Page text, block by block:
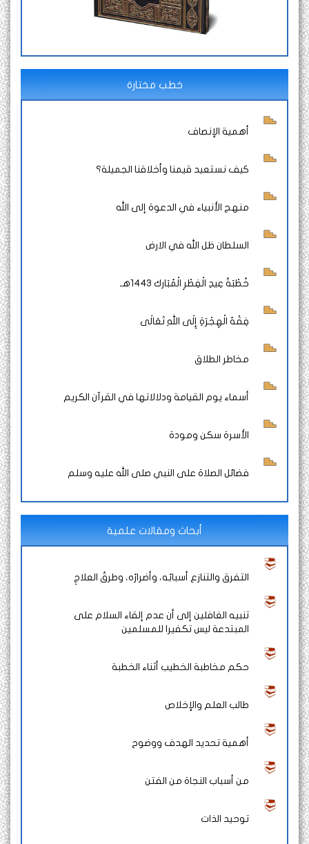
خطب مختارة
أهمية الإنصاف
كيف نستعيد قيمنا وأخلاقنا الجميلة؟
منهج الأنبياء في الدعوة إلى الله
السلطان ظل الله في الارض
خُطْبَةُ عِيدِ الْفِطْرِ الْمُبَارك 1443هـ
فِقْهُ الْهِجْرَةِ إِلَى اللهِ تَعَالَى
مخاطر الطلاق
أسماء يوم القيامة ودلالاتها في القرآن الكريم
الأسرة سكن ومودة
فضائل الصلاة على النبي صلى الله عليه وسلم
أبحاث ومقالات علمية
التفرق والتنازع أسبابُه، وأضرارُه، وطرقُ العلاجِ
تنبيه الغافلين إلى أن عدم إلقاء السلام على
المبتدعة ليس تكفيرا للمسلمين
حكم مخاطبة الخطيب أثناء الخطبة
طالب العلم والإخلاص
أهمية تحديد الهدف ووضوح
من أسباب النجاة من الفتن
توحيد الذات